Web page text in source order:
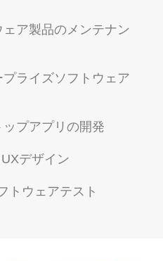
ェア製品のメンテナン
プライズソフトウェア
ップアプリの開発
デザイン
トウェアテスト